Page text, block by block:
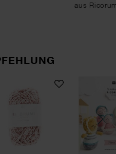
aus
Creative Ricorumi Spray